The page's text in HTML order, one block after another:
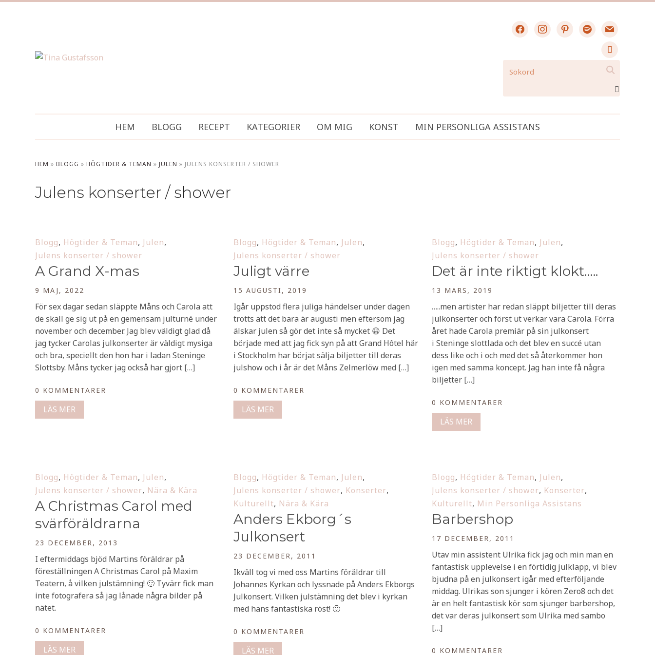
facebookinstagrampinterestspotifymail
search

HEM BLOGG RECEPT KATEGORIER OM MIG KONST MIN PERSONLIGA ASSISTANS
HEM » BLOGG » HÖGTIDER & TEMAN » JULEN » JULENS KONSERTER / SHOWER
Julens konserter / shower
Blogg, Högtider & Teman, Julen,
Julens konserter / shower
A Grand X-mas
9 MAJ, 2022
För sex dagar sedan släppte Måns och Carola att
de skall ge sig ut på en gemensam julturné under
november och december. Jag blev väldigt glad då
jag tycker Carolas julkonserter är väldigt mysiga
och bra, speciellt den hon har i ladan Steninge
Slottsby. Måns tycker jag också har gjort […]
0 KOMMENTARER
LÄS MER
Blogg, Högtider & Teman, Julen,
Julens konserter / shower
Juligt värre
15 AUGUSTI, 2019
Igår uppstod flera juliga händelser under dagen
trotts att det bara är augusti men eftersom jag
älskar julen så gör det inte så mycket 😀 Det
började med att jag fick syn på att Grand Hôtel här
i Stockholm har börjat sälja biljetter till deras
julshow och i år är det Måns Zelmerlöw med […]
0 KOMMENTARER
LÄS MER
Blogg, Högtider & Teman, Julen,
Julens konserter / shower
Det är inte riktigt klokt…..
13 MARS, 2019
…..men artister har redan släppt biljetter till deras
julkonserter och först ut verkar vara Carola. Förra
året hade Carola premiär på sin julkonsert
i Steninge slottlada och det blev en succé utan
dess like och i och med det så återkommer hon
igen med samma koncept. Jag han inte få några
biljetter […]
0 KOMMENTARER
LÄS MER
Blogg, Högtider & Teman, Julen,
Julens konserter / shower, Nära & Kära
A Christmas Carol med
svärföräldrarna
23 DECEMBER, 2013
I eftermiddags bjöd Martins föräldrar på
föreställningen A Christmas Carol på Maxim
Teatern, å vilken julstämning! 🙂 Tyvärr fick man
inte fotografera så jag lånade några bilder på
nätet.
0 KOMMENTARER
LÄS MER
Blogg, Högtider & Teman, Julen,
Julens konserter / shower, Konserter,
Kulturellt, Nära & Kära
Anders Ekborg´s
Julkonsert
23 DECEMBER, 2011
Ikväll tog vi med oss Martins föräldrar till
Johannes Kyrkan och lyssnade på Anders Ekborgs
Julkonsert. Vilken julstämning det blev i kyrkan
med hans fantastiska röst! 🙂
0 KOMMENTARER
LÄS MER
Blogg, Högtider & Teman, Julen,
Julens konserter / shower, Konserter,
Kulturellt, Min Personliga Assistans
Barbershop
17 DECEMBER, 2011
Utav min assistent Ulrika fick jag och min man en
fantastisk upplevelse i en förtidig julklapp, vi blev
bjudna på en julkonsert igår med efterföljande
middag. Ulrikas son sjunger i kören Zero8 och det
är en helt fantastisk kör som sjunger barbershop,
det var deras julkonsert som Ulrika med sambo
[…]
0 KOMMENTARER